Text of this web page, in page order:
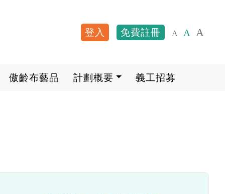
User account
登入 免費註冊 A A A
傲齡布藝品 計劃概要 義工招募